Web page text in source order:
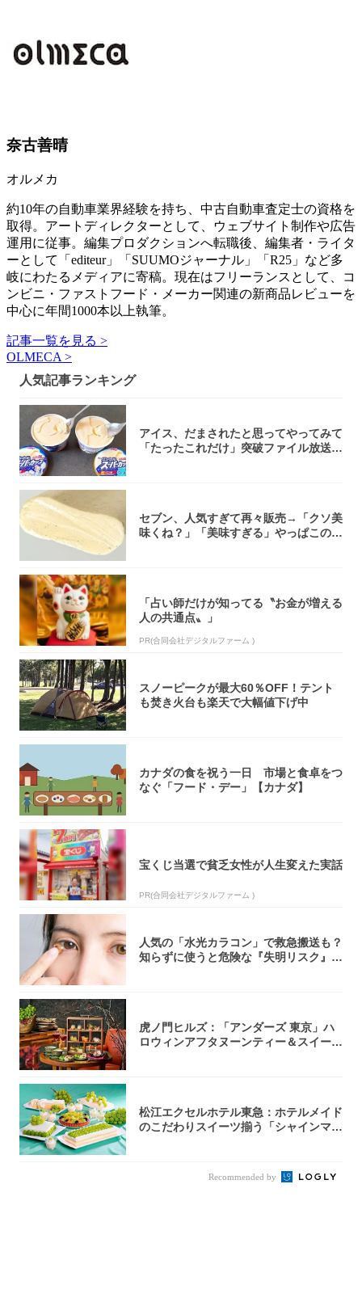
奈古善晴
オルメカ
約10年の自動車業界経験を持ち、中古自動車査定士の資格を
取得。アートディレクターとして、ウェブサイト制作や広告
運用に従事。編集プロダクションへ転職後、編集者・ライタ
ーとして「editeur」「SUUMOジャーナル」「R25」など多
岐にわたるメディアに寄稿。現在はフリーランスとして、コ
ンビニ・ファストフード・メーカー関連の新商品レビューを
中心に年間1000本以上執筆。
記事一覧を見る >
OLMECA >
人気記事ランキング
アイス、だまされたと思ってやってみて
「たったこれだけ」突破ファイル放送で
セブン、人気すぎて再々販売→「クソ美
味くね？」「美味すぎる」やっぱこのク
「占い師だけが知ってる〝お金が増える
人の共通点〟」
PR(合同会社デジタルファーム )
スノーピークが最大60％OFF！テント
も焚き火台も楽天で大幅値下げ中
カナダの食を祝う一日 市場と食卓をつ
なぐ「フード・デー」【カナダ】
宝くじ当選で貧乏女性が人生変えた実話
PR(合同会社デジタルファーム )
人気の「水光カラコン」で救急搬送も？
知らずに使うと危険な『失明リスク』と
虎ノ門ヒルズ：「アンダーズ 東京」ハ
ロウィンアフタヌーンティー＆スイーツ
松江エクセルホテル東急：ホテルメイド
のこだわりスイーツ揃う「シャインマス
Recommended by